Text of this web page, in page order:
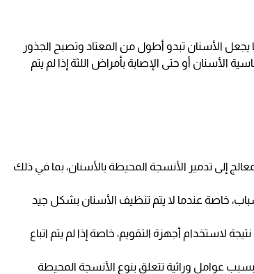
يجعل الأسنان تبدو أطول من المعتاد وتصبح الجذور
أو حتى الإصابة بأمراض اللثة إذا لم يتم
إلى تدمير الأنسجة المحيطة بالأسنان، بما في ذلك
خاصة عندما لا يتم تنظيف الأسنان بشكل جيد
لاستخدام أجهزة التقويم، خاصة إذا لم يتم اتباع
عوامل وراثية تتعلق بنوع الأنسجة المحيطة